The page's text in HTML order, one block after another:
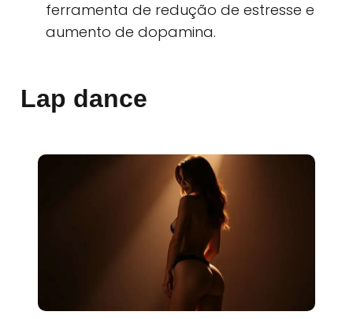
ferramenta de redução de estresse e
aumento de dopamina.
Lap dance